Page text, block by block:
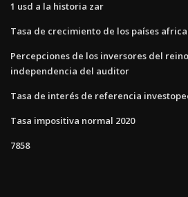
1 usd a la historia zar
Tasa de crecimiento de los países
Percepciones de los inversores del
independencia del auditor
Tasa de interés de referencia
Tasa impositiva normal 2020
7858